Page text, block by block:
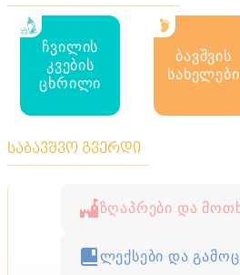
ჩვილის
კვების
ცხრილი
ბავშვის
სახელები
საბავშვო გვერდი
ზღაპრები და
ლექსები და